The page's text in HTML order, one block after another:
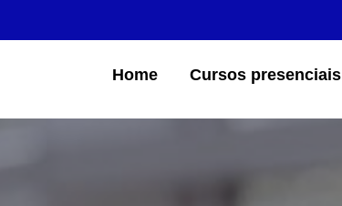
Home Cursos presenciais